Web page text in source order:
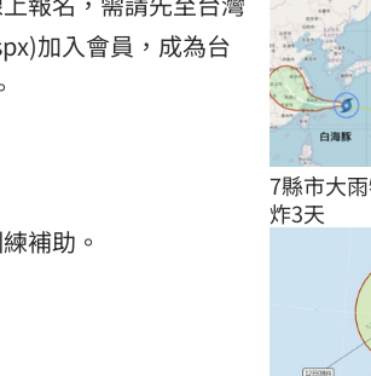
加入會員，成為台
補助。
7縣市大
炸3天